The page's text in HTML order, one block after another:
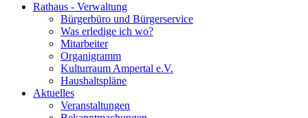
Rathaus - Verwaltung
Bürgerbüro und Bürgerservice
Was erledige ich wo?
Mitarbeiter
Organigramm
Kulturraum Ampertal e.V.
Haushaltspläne
Aktuelles
Veranstaltungen